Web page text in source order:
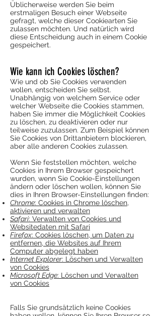
Üblicherweise werden Sie beim
erstmaligen Besuch einer Webseite
gefragt, welche dieser Cookiearten Sie
zulassen möchten. Und natürlich wird
diese Entscheidung auch in einem Cookie
gespeichert.
Wie kann ich Cookies löschen?
Wie und ob Sie Cookies verwenden
wollen, entscheiden Sie selbst.
Unabhängig von welchem Service oder
welcher Webseite die Cookies stammen,
haben Sie immer die Möglichkeit Cookies
zu löschen, zu deaktivieren oder nur
teilweise zuzulassen. Zum Beispiel können
Sie Cookies von Drittanbietern blockieren,
aber alle anderen Cookies zulassen.
Wenn Sie feststellen möchten, welche
Cookies in Ihrem Browser gespeichert
wurden, wenn Sie Cookie-Einstellungen
ändern oder löschen wollen, können Sie
dies in Ihren Browser-Einstellungen finden:
Chrome: Cookies in Chrome löschen,
aktivieren und verwalten
Safari: Verwalten von Cookies und
Websitedaten mit Safari
Firefox: Cookies löschen, um Daten zu
entfernen, die Websites auf Ihrem
Computer abgelegt haben
Internet Explorer: Löschen und Verwalten
von Cookies
Microsoft Edge: Löschen und Verwalten
von Cookies
Falls Sie grundsätzlich keine Cookies